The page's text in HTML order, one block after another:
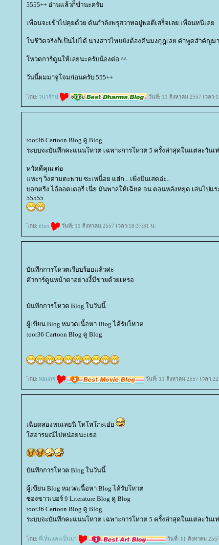
5555++ อ่านแล้วก็ขำนะครับ
เพื่อนจะเข้าไปคุยด้วย ดันกำลังพรุสวาทอยู่พอดีเสร็จเลย เพื่อนหนีเล
นชีวิตจริงก็เป็นไปได้ นางสาวไทยยังต้องคืนมงกุฎเลย คำพูดสำคัญม
หวตการ์ตูนให้เลยนะครับน้องต่อ ^^
วันนี้ผมมาจู่โจมก่อนครับ 555++
ดย: วนารักษ์ วันที่: 11 สิงหาคม 2557 เวลา
toor36 Cartoon Blog ดู Blog
ระบบจะบันทึกคะแนนโหวต เฉพาะการโหวต 5 ครั้งล่าสุดในแต่ละวันเ
หวัดดีคุณ ต่อ
หะๆ วิ่งตามตะพาบ ซะเหนื่อย แฮ่ก .. เพิ่งปั่นเสดอ่ะ..
บอกตรีง ไอ้ลอตเตอรี่ เนี่ย มันพาลให้เฉียด จน ตอนหลังหยุด เล่นไปแร
55555
ดย: tifun วันที่: 11 สิงหาคม 2557 เวลา:18:37:31 น.
บันทึกการโหวตเรียบร้อยแล้วค่ะ
ตัวการ์ตูนหน้าตาอย่างงี้มีขายด้วยเหรอ
บันทึกการโหวต Blog ในวันนี้
ผู้เขียน Blog หมวดเนื้อหา Blog ได้รับโหวต
toor36 Cartoon Blog ดู Blog
ดย: หอมกร วันที่: 11 สิงหาคม 2557 เวลา
เฉียดสองหนเลยนิ โทโทโกะเอ๋
ส่อารมณ์ไปหน่อยนะเธอ
บันทึกการโหวต Blog ในวันนี้
ผู้เขียน Blog หมวดเนื้อหา Blog ได้รับโหวต
ซองขาวเบอร์ 9 Literature Blog ดู Blog
toor36 Cartoon Blog ดู Blog
ระบบจะบันทึกคะแนนโหวต เฉพาะการโหวต 5 ครั้งล่าสุดในแต่ละวันเ
ดย: ที่เห็นและเป็นมา วันที่: 11 สิงหาคม